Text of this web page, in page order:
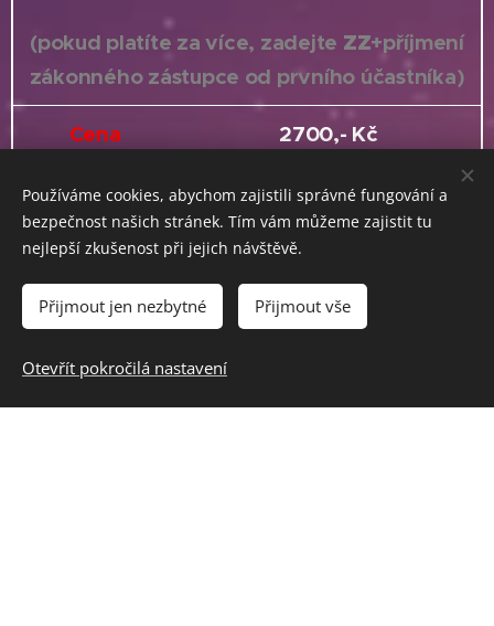
(pokud platíte za více, zadejte ZZ+příjmení
zákonného zástupce od prvního účastníka)
Cena 2700,- Kč
Prohlášení
Osobní údaje obsažené v této přihlášce slouží k
navázání smluvního vztahu mezi Vámi a 18.
přední hlídkou Royal Rangers a budou uloženy
v jejím sídle. Osobní údaje budou dále
Používáme cookies, abychom zajistili správné fungování a
bezpečnost našich stránek. Tím vám můžeme zajistit tu
nejlepší zkušenost při jejich návštěvě.
Přijmout jen nezbytné Přijmout vše
Otevřít pokročilá nastavení